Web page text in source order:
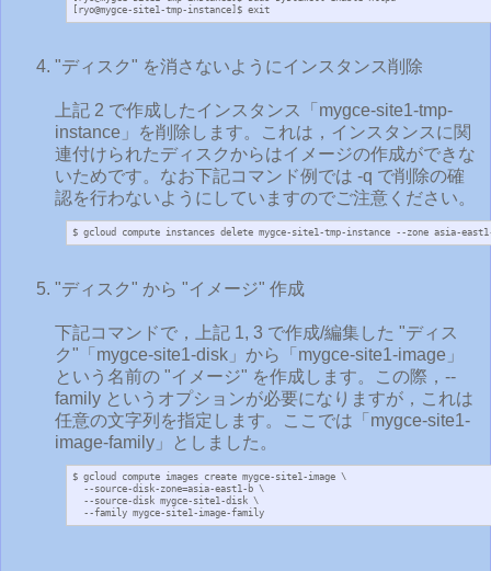
[ryo@mygce-site1-tmp-instance]$ exit
"ディスク" を消さないようにインスタンス削除
上記 2 で作成したインスタンス「mygce-site1-tmp-
instance」を削除します。これは，インスタンスに関
連付けられたディスクからはイメージの作成ができな
いためです。なお下記コマンド例では -q で削除の確
認を行わないようにしていますのでご注意ください。
$ gcloud compute instances delete mygce-site1-tmp-instance --zone asia-
"ディスク" から "イメージ" 作成
下記コマンドで，上記 1, 3 で作成/編集した "ディス
ク"「mygce-site1-disk」から「mygce-site1-image」
という名前の "イメージ" を作成します。この際，--
family というオプションが必要になりますが，これは
任意の文字列を指定します。ここでは「mygce-site1-
image-family」としました。
$ gcloud compute images create mygce-site1-image \
  --family mygce-site1-image-family